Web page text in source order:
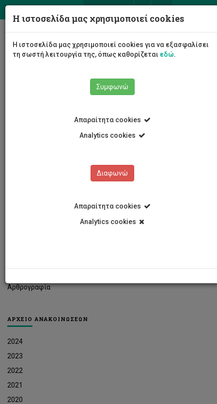
Αρθρογραφία
ΑΡΧΕΙΟ ΑΝΑΚΟΙΝΩΣΕΩΝ
2024
2023
2022
2021
2020
Η ιστοσελίδα μας χρησιμοποιεί cookies
Η ιστοσελίδα μας χρησιμοποιεί cookies για να εξασφαλίσει
τη σωστή λειτουργία της, όπως καθορίζεται εδώ.
Συμφωνώ
Απαραίτητα cookies
Analytics cookies
Διαφωνώ
Απαραίτητα cookies
Analytics cookies